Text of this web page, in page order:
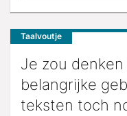
Taalvoutje
Je zou denken
belangrijke
teksten toch